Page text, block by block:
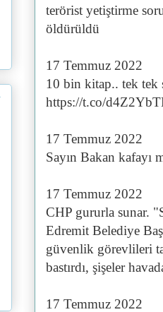
terörist yetiştirme
öldürüldü
17 Temmuz 2022
10 bin kitap.. tek tek
https://t.co/
17 Temmuz 2022
Sayın Bakan kafayı
17 Temmuz 2022
CHP gururla sunar.
Edremit Belediye
güvenlik görevlileri
bastırdı, şişeler
17 Temmuz 2022